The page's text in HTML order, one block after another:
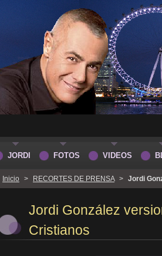
Inicio > RECORTES DE PRENSA > Jordi
Jordi González
Cristianos
JORDI FOTOS VIDEOS